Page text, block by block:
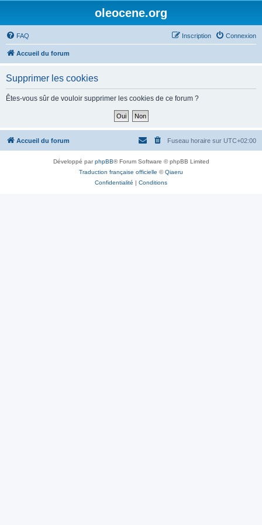
oleocene.org
FAQ Connexion
Inscription
Accueil du forum
Supprimer les cookies
Êtes-vous sûr de vouloir supprimer les cookies de ce forum ?
Accueil du forum Fuseau horaire sur UTC+02:00
Développé parphpBB® Forum Software © phpBB Limited
Traduction française officielle ©Qiaeru
Confidentialité | Conditions